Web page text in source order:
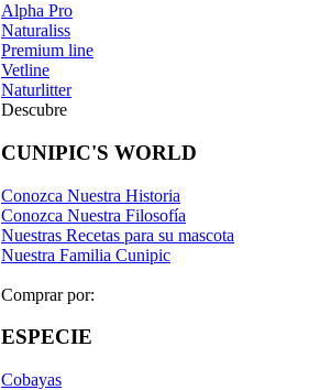
Alpha Pro
Naturaliss
Premium line
Vetline
Naturlitter
Descubre
CUNIPIC'S WORLD
Conozca Nuestra Historia
Conozca Nuestra Filosofía
Nuestras Recetas para su mascota
Nuestra Familia Cunipic
Comprar por:
ESPECIE
Cobayas